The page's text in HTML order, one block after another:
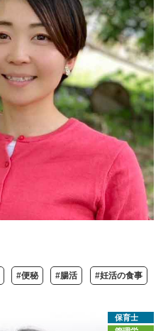
#便秘 #腸活 #妊活の食事
保育士